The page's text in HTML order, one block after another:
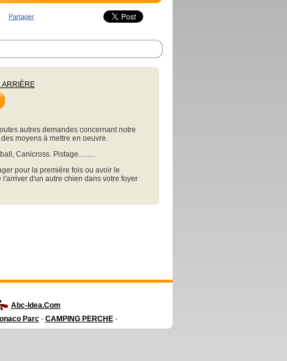
Partager
ARRIÈRE
autres demandes concernant notre
moyens à mettre en oeuvre.
Canicross. Pistage.........
pour la première fois ou avoir le
d'un autre chien dans votre foyer
Abc-Idea.Com
Parc- CAMPING PERCHE-